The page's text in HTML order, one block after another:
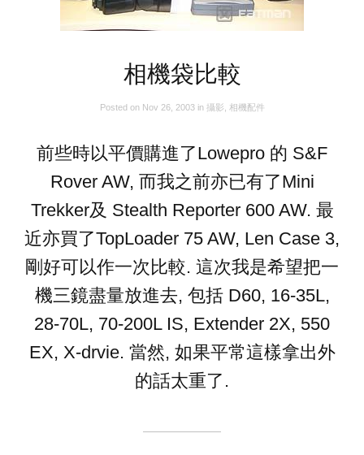
相機袋比較
Posted on Nov 26, 2003 in 攝影 相機配件
前些時以平價購進了Lowepro 的 S&F
Rover AW, 而我之前亦已有了Mini
Trekker及 Stealth Reporter 600 AW. 最
近亦買了TopLoader 75 AW, Len Case 3,
剛好可以作一次比較. 這次我是希望把一
機三鏡盡量放進去, 包括 D60, 16-35L,
28-70L, 70-200L IS, Extender 2X, 550
EX, X-drvie. 當然, 如果平常這樣拿出外
的話太重了.